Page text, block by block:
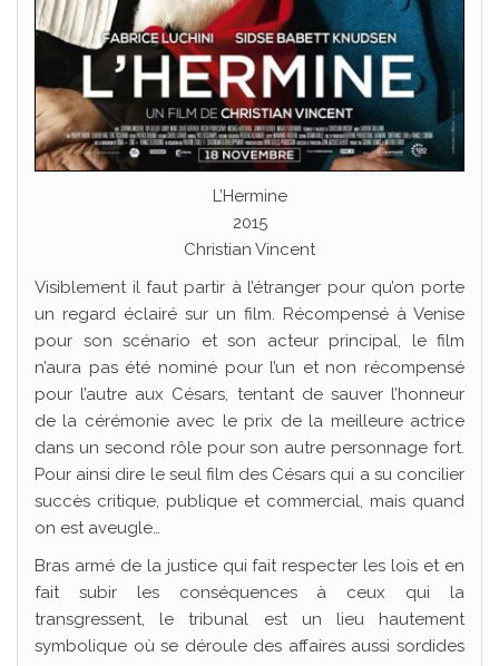
L’Hermine
2015
Christian Vincent
Visiblement il faut partir à l’étranger pour qu’on porte
un regard éclairé sur un film. Récompensé à Venise
pour son scénario et son acteur principal, le film
n’aura pas été nominé pour l’un et non récompensé
pour l’autre aux Césars, tentant de sauver l’honneur
de la cérémonie avec le prix de la meilleure actrice
dans un second rôle pour son autre personnage fort.
Pour ainsi dire le seul film des Césars qui a su concilier
succès critique, publique et commercial, mais quand
on est aveugle…
Bras armé de la justice qui fait respecter les lois et en
fait subir les conséquences à ceux qui la
transgressent, le tribunal est un lieu hautement
symbolique où se déroule des affaires aussi sordides